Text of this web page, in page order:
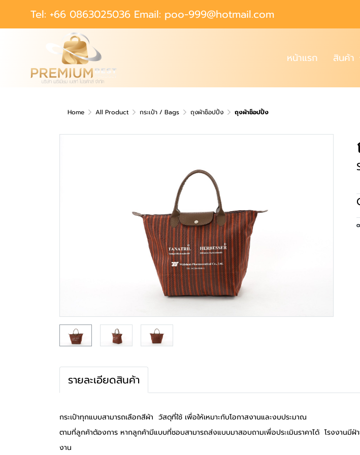
Tel: +66 0863025036 Email: poo-999@hotmail.com
หน้าแรก สินค้า
Home All Product กระเป๋า / Bags ถุงผ้าช็อปปิ้ง ถุงผ้าช็อปปิ้ง
รายละเอียดสินค้า
กระเป๋าทุกแบบสามารถเลือกสีผ้า วัสดุที่ใช้ เพื่อให้เหมาะกับโอกาสงานและงบประมาณ
ตามที่ลูกค้าต้องการ หากลูกค้ามีแบบที่ชอบสามารถส่งแบบมาสอบถามเพื่อประเมินราคาได้ โรงงาน
งาน